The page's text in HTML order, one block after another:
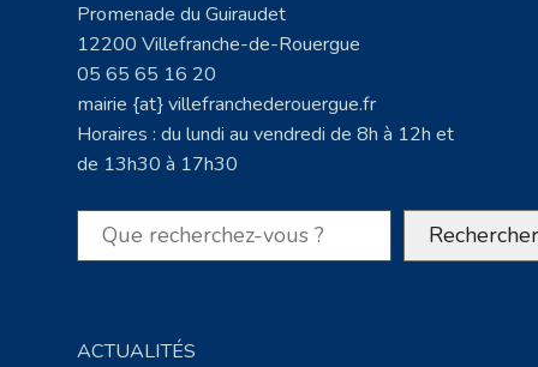
Promenade du Guiraudet
12200 Villefranche-de-Rouergue
05 65 65 16 20
mairie {at} villefranchederouergue.fr
Horaires : du lundi au vendredi de 8h à 12h et
de 13h30 à 17h30
Rechercher Rechercher
ACTUALITÉS